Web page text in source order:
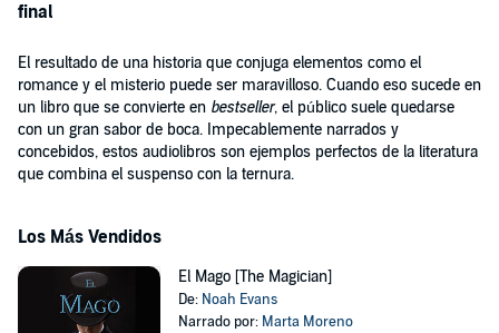
final
El resultado de una historia que conjuga elementos como el
romance y el misterio puede ser maravilloso. Cuando eso sucede en
un libro que se convierte en bestseller, el público suele quedarse
con un gran sabor de boca. Impecablemente narrados y
concebidos, estos audiolibros son ejemplos perfectos de la literatura
que combina el suspenso con la ternura.
Los Más Vendidos
El Mago [The Magician]
De: Noah Evans
Narrado por: Marta Moreno